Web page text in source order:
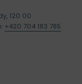
120 00
+420 704 183 785